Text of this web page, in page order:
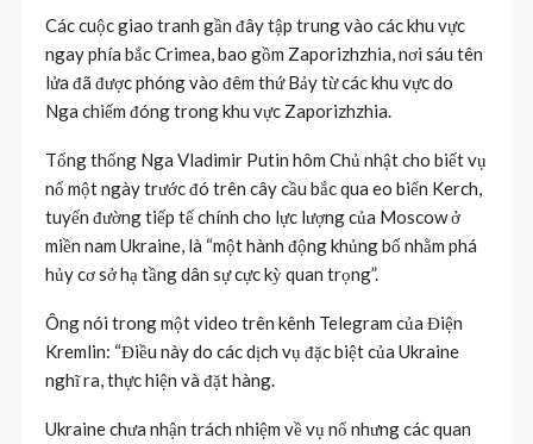
Các cuộc giao tranh gần đây tập trung vào các khu vực
ngay phía bắc Crimea, bao gồm Zaporizhzhia, nơi sáu tên
lửa đã được phóng vào đêm thứ Bảy từ các khu vực do
Nga chiếm đóng trong khu vực Zaporizhzhia.
Tổng thống Nga Vladimir Putin hôm Chủ nhật cho biết vụ
nổ một ngày trước đó trên cây cầu bắc qua eo biển Kerch,
tuyến đường tiếp tế chính cho lực lượng của Moscow ở
miền nam Ukraine, là “một hành động khủng bố nhằm phá
hủy cơ sở hạ tầng dân sự cực kỳ quan trọng”.
Ông nói trong một video trên kênh Telegram của Điện
Kremlin: “Điều này do các dịch vụ đặc biệt của Ukraine
nghĩ ra, thực hiện và đặt hàng.
Ukraine chưa nhận trách nhiệm về vụ nổ nhưng các quan